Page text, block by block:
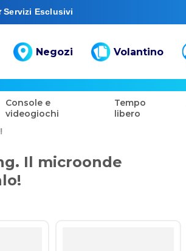
Servizi Esclusivi
Negozi Volantino
Console e
videogiochi
Tempo
libero
Il microonde